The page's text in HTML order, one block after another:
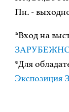
Пн. -
*Вход на
*Для